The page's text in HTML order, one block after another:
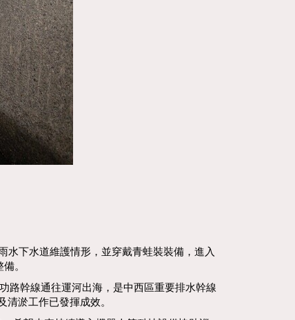
水下水道維護情形，並穿戴青蛙裝裝備，進入
。
路幹線通往運河出海，是中西區重要排水幹線
淤工作已發揮成效。